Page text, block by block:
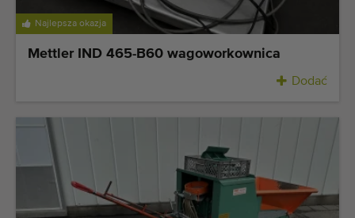
Najlepsza okazja
Mettler IND 465-B60 wagoworkownica
Dodać